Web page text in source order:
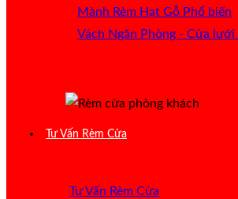
Mành Rèm Hạt Gỗ
Vách Ngăn Phòng - Cửa lưới
Tư Vấn Rèm Cửa
Tư Vấn Rèm Cửa